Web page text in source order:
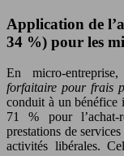
Application de
34 %) pour les
En micro-
forfaitaire pour frais
conduit à un bénéfice
71 % pour l’achat-
prestations de
activités libérales.